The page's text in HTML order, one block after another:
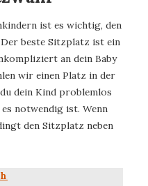
ist es wichtig, den
beste Sitzplatz ist ein
an dein Baby
wir einen Platz in der
dein Kind problemlos
notwendig ist. Wenn
den Sitzplatz neben